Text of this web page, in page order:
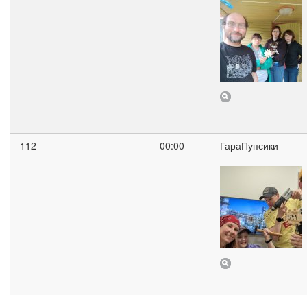
112 00:00 ГараПупсики